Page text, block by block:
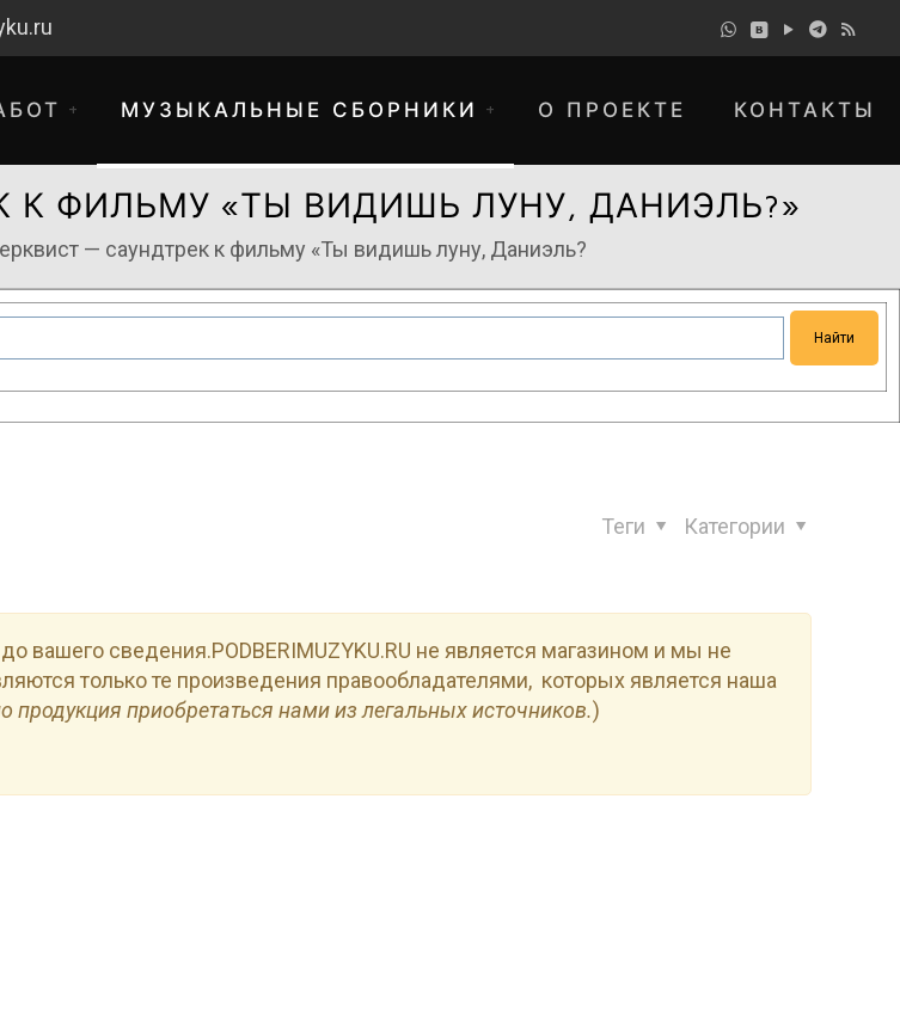
МУЗЫКАЛЬНЫЕ СБОРНИКИ О ПРОЕКТЕ КОНТАКТЫ
К ФИЛЬМУ «ТЫ ВИДИШЬ ЛУНУ, ДАНИЭЛЬ?»
— саундтрек к фильму «Ты видишь луну, Даниэль?
Категории
Теги
сведения.PODBERIMUZYKU.RU не является магазином и мы не
только те произведения правообладателями, которых является наша
приобретаться нами из легальных источников.)